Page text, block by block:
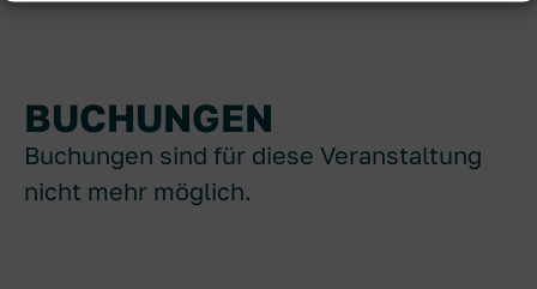
BUCHUNGEN
Buchungen sind für diese Veranstaltung
nicht mehr möglich.